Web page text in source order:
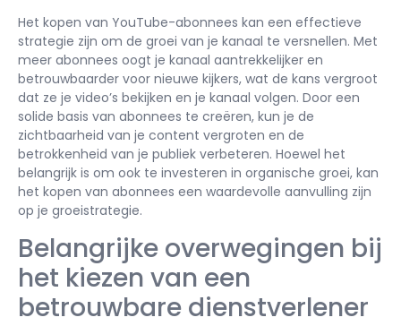
Het kopen van YouTube-abonnees kan een effectieve
strategie zijn om de groei van je kanaal te versnellen. Met
meer abonnees oogt je kanaal aantrekkelijker en
betrouwbaarder voor nieuwe kijkers, wat de kans vergroot
dat ze je video’s bekijken en je kanaal volgen. Door een
solide basis van abonnees te creëren, kun je de
zichtbaarheid van je content vergroten en de
betrokkenheid van je publiek verbeteren. Hoewel het
belangrijk is om ook te investeren in organische groei, kan
het kopen van abonnees een waardevolle aanvulling zijn
op je groeistrategie.
Belangrijke overwegingen bij
het kiezen van een
betrouwbare dienstverlener